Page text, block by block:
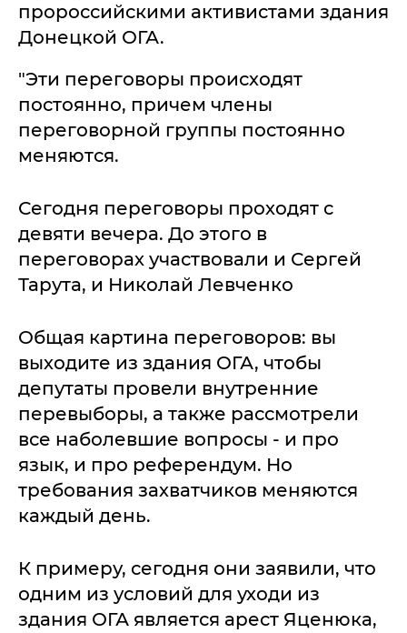
пророссийскими активистами здания
Донецкой ОГА.
"Эти переговоры происходят
постоянно, причем члены
переговорной группы постоянно
меняются.
Сегодня переговоры проходят с
девяти вечера. До этого в
переговорах участвовали и Сергей
Тарута, и Николай Левченко
Общая картина переговоров: вы
выходите из здания ОГА, чтобы
депутаты провели внутренние
перевыборы, а также рассмотрели
все наболевшие вопросы - и про
язык, и про референдум. Но
требования захватчиков меняются
каждый день.
К примеру, сегодня они заявили, что
одним из условий для уходи из
здания ОГА является арест Яценюка,